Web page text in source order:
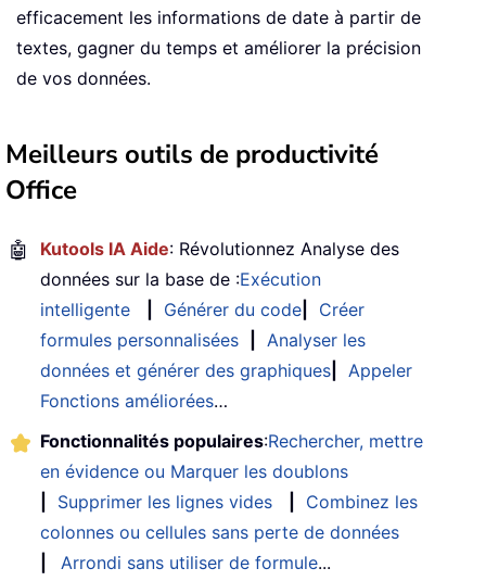
efficacement les informations de date à partir de
textes, gagner du temps et améliorer la précision
de vos données.
Meilleurs outils de productivité
Office
🤖 Kutools IA Aide: Révolutionnez Analyse des
données sur la base de :Exécution
intelligente
Générer du code
Créer
formules personnalisées
Analyser les
données et générer des graphiques
Appeler
Fonctions améliorées…
Fonctionnalités populaires:Rechercher, mettre
en évidence ou Marquer les doublons
Supprimer les lignes vides
Combinez les
colonnes ou cellules sans perte de données
Arrondi sans utiliser de formule...